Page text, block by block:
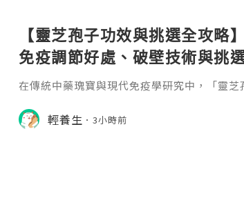
【靈芝孢子功效與挑選全攻略
免疫調節好處、破壁技術與挑
在傳統中藥瑰寶與現代免疫學研究中，「靈
於追求全面提升免疫力、改善睡眠質素、抵
市人而言，是備受推崇的頂級保健聖品。
輕養生 3小時前